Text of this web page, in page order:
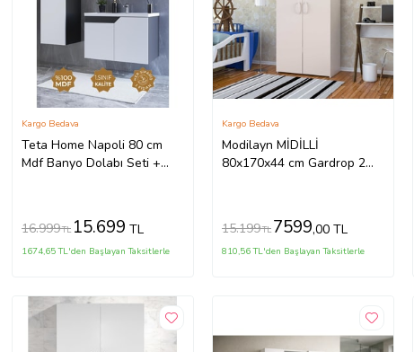
Teta Home Napoli 80 cm
Mdf Banyo Dolabı Seti +
Kargo Bedava
16.999TL 15.699 TL
1674,65 TL'den Başlayan Taksitlerle
Modilayn MİDİLLİ
80x170x44 cm Gardrop 2
Kargo Bedava
15.199TL 7599,00 TL
810,56 TL'den Başlayan Taksitlerle